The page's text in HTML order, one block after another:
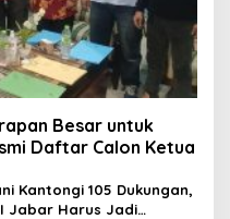
Besar untuk
Daftar Calon Ketua
Kantongi 105 Dukungan,
Jabar Harus Jadi